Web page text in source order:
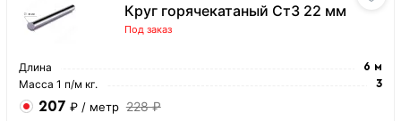
Круг горячекатаный Ст3 22 мм
Под заказ
Длина 6 м
Масса 1 п/м кг. 3
207 ₽ / метр 228 ₽